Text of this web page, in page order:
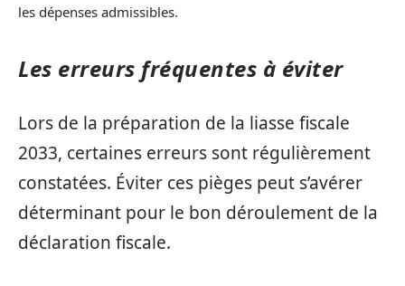
les dépenses admissibles.
Les erreurs fréquentes à éviter
Lors de la préparation de la liasse fiscale
2033, certaines erreurs sont régulièrement
constatées. Éviter ces pièges peut s’avérer
déterminant pour le bon déroulement de la
déclaration fiscale.